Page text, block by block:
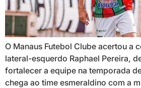
O Manaus Futebol Clube acertou a
lateral-esquerdo Raphael Pereira,
fortalecer a equipe na temporada
chega ao time esmeraldino com a